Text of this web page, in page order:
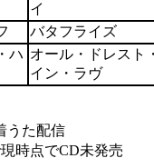
イ
バタフライズ
ハ オール・ドレスト
イン・ラヴ
うた配信
時点でCD未発売